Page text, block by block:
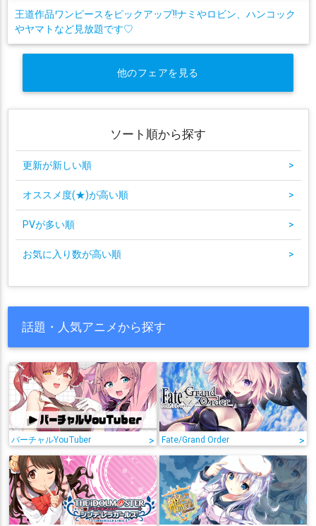
王道作品ワンピースをピックアップ!!ナミやロビン、ハンコック
やヤマトなど見放題です♡
他のフェアを見る
ソート順から探す
更新が新しい順 >
オススメ度(★)が高い順 >
PVが多い順 >
お気に入り数が高い順 >
話題・人気アニメから探す
バーチャルYouTuber > Fate/Grand Order >